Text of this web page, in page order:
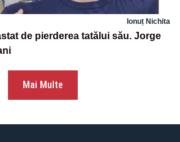
Ionuț Nichita
de pierderea tatălui său. Jorge
Mai Multe